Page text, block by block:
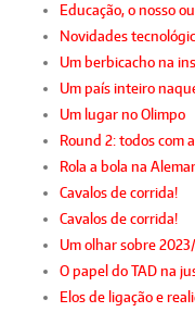
Educação, o nosso
Novidades
Um berbicacho na
Um país inteiro
Um lugar no Olimpo
Round 2: todos com
Rola a bola na
Cavalos de corrida!
Cavalos de corrida!
Um olhar sobre
O papel do TAD na
Elos de ligação e